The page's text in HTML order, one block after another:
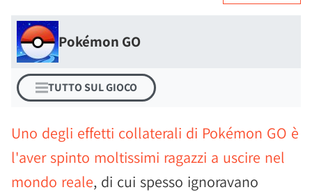
Pokémon GO
TUTTO SUL GIOCO
Uno degli effetti collaterali di Pokémon GO è
l'aver spinto moltissimi ragazzi a uscire nel
mondo reale, di cui spesso ignoravano